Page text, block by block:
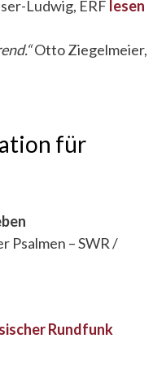
Ludwig, ERF lesen
Otto Ziegelmeier,
für
Psalmen – SWR /
Rundfunk